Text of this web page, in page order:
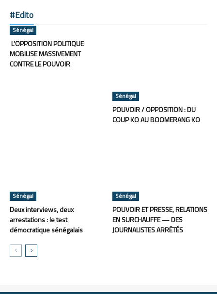
#Edito
Sénégal
L’OPPOSITION POLITIQUE
MOBILISE MASSIVEMENT
CONTRE LE POUVOIR
Sénégal
POUVOIR / OPPOSITION : DU
COUP KO AU BOOMERANG KO
Sénégal
Deux interviews, deux
arrestations : le test
démocratique sénégalais
Sénégal
POUVOIR ET PRESSE, RELATIONS
EN SURCHAUFFE — DES
JOURNALISTES ARRÊTÉS